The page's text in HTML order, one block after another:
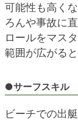
可能性も高く
ろんや事故に
ロールをマス
範囲が広がる
●サーフスキル
ビーチでの出